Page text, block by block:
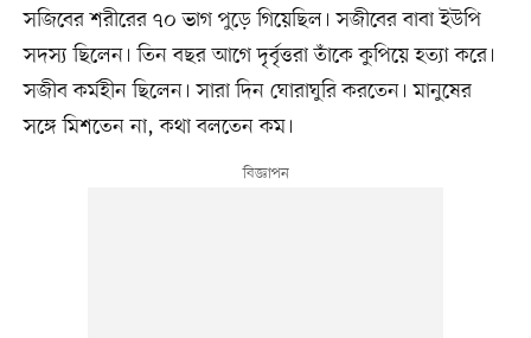
সজিবের শরীরের ৭০ ভাগ পুড়ে গিয়েছিল। সজীবের বাবা ইউপি
সদস্য ছিলেন। তিন বছর আগে দৃর্বৃত্তরা তাঁকে কুপিয়ে হত্যা করে।
সজীব কর্মহীন ছিলেন। সারা দিন ঘোরাঘুরি করতেন। মানুষের
সঙ্গে মিশতেন না, কথা বলতেন কম।